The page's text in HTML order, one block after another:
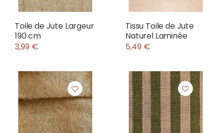
Toile de Jute Largeur
190 cm
3,99 €
Tissu Toile de Jute
Naturel Laminée
5,49 €